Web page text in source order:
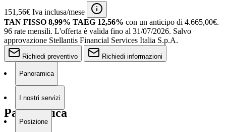
151,56€ Iva inclusa/mese
TAN FISSO 8,99% TAEG 12,56% con un anticipo di 4.665,00€.
96 rate mensili. L'offerta è valida fino al 31/07/2026. Salvo
approvazione Stellantis Financial Services Italia S.p.A.
Richiedi preventivo Richiedi informazioni
Panoramica
I nostri servizi
Posizione
Panoramica